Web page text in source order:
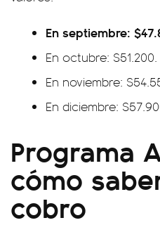
En septiembre:
En octubre: $51.200.
En noviembre:
En diciembre:
Programa
cómo
cobro